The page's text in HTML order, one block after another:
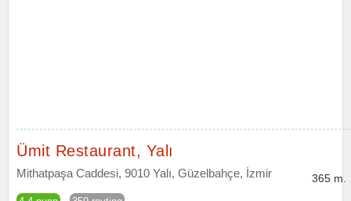
Ümit Restaurant, Yalı
Mithatpaşa Caddesi, 9010 Yalı, Güzelbahçe, İzmir 365 m.